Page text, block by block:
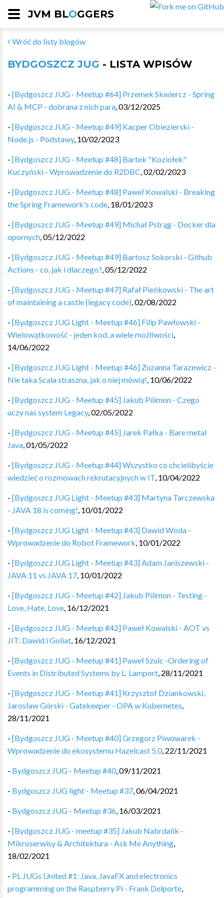
JVM BLOGGERS
Wróć do listy blogów
BYDGOSZCZ JUG - LISTA WPISÓW
- [Bydgoszcz JUG - Meetup #64] Przemek Skwiercz - Spring
AI & MCP - dobrana z nich para,03/12/2025
- [Bydgoszcz JUG - Meetup #49] Kacper Obiezierski -
Node.js - Podstawy, 10/02/2023
- [Bydgoszcz JUG - Meetup #48] Bartek "Koziołek"
Kuczyński - Wprowadzenie do R2DBC,02/02/2023
- [Bydgoszcz JUG - Meetup #48] Paweł Kowalski - Breaking
the Spring Framework's code, 18/01/2023
- [Bydgoszcz JUG - Meetup #49] Michał Pstrąg - Docker dla
opornych,05/12/2022
- [Bydgoszcz JUG - Meetup #49] Bartosz Sokorski - Github
Actions - co, jak i dlaczego?,05/12/2022
- [Bydgoszcz JUG - Meetup #47] Rafał Pieńkowski - The art
of maintaining a castle (legacy code),02/08/2022
- [Bydgoszcz JUG Light - Meetup #46] Filip Pawłowski -
Wielowątkowość - jeden kod, a wiele możliwości,
14/06/2022
- [Bydgoszcz JUG Light - Meetup #46] Zuzanna Tarazewicz -
Nie taka Scala straszna, jak o niej mówią!, 10/06/2022
- [Bydgoszcz JUG - Meetup #45] Jakub Pilimon - Czego
uczy nas system Legacy,02/05/2022
- [Bydgoszcz JUG - Meetup #45] Jarek Pałka - Bare metal
Java,01/05/2022
- [Bydgoszcz JUG - Meetup #44] Wszystko co chcielibyście
wiedzieć o rozmowach rekrutacyjnych w IT, 10/04/2022
- [Bydgoszcz JUG Light - Meetup #43] Martyna Tarczewska
- JAVA 18 is coming!, 10/01/2022
- [Bydgoszcz JUG Light - Meetup #43] Dawid Woda -
Wprowadzenie do Robot Framework, 10/01/2022
- [Bydgoszcz JUG Light - Meetup #43] Adam Janiszewski -
JAVA 11 vs JAVA 17, 10/01/2022
- [Bydgoszcz JUG - Meetup #42] Jakub Pilimon - Testing -
Love, Hate, Love, 16/12/2021
- [Bydgoszcz JUG - Meetup #42] Paweł Kowalski - AOT vs
JIT: Dawid i Goliat, 16/12/2021
- [Bydgoszcz JUG - Meetup #41] Paweł Szulc -Ordering of
Events in Distributed Systems by L. Lamport, 28/11/2021
- [Bydgoszcz JUG - Meetup #41] Krzysztof Dziankowski,
Jarosław Górski - Gatekeeper - OPA w Kubernetes,
28/11/2021
- [Bydgoszcz JUG - Meetup #40] Grzegorz Piwowarek -
Wprowadzenie do ekosystemu Hazelcast 5.0, 22/11/2021
- Bydgoszcz JUG - Meetup #40,09/11/2021
- Bydgoszcz JUG light - Meetup #37,06/04/2021
- Bydgoszcz JUG - Meetup #36, 16/03/2021
- [Bydgoszcz JUG - meetup #35] Jakub Nabrdalik -
Mikroserwisy & Architektura - Ask Me Anything,
18/02/2021
- PL JUGs United #1: Java, JavaFX and electronics
programming on the Raspberry Pi - Frank Delporte,